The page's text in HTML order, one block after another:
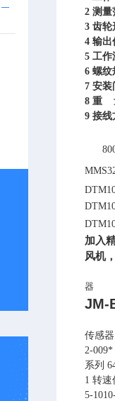
2 测量
3 齿轮
4 输出
5 工作
6 螺纹
7 安装
8 重
9 接线
加入
风机
器
JM-
传感
2-009*
系列
1 转速
5-